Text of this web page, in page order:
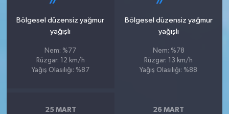
Bölgesel düzensiz yağmur
yağışlı
Nem: %77
Rüzgar: 12 km/h
Yağış Olasılığı: %87
Bölgesel düzensiz yağmur
yağışlı
Nem: %78
Rüzgar: 13 km/h
Yağış Olasılığı: %88
25 MART 26 MART